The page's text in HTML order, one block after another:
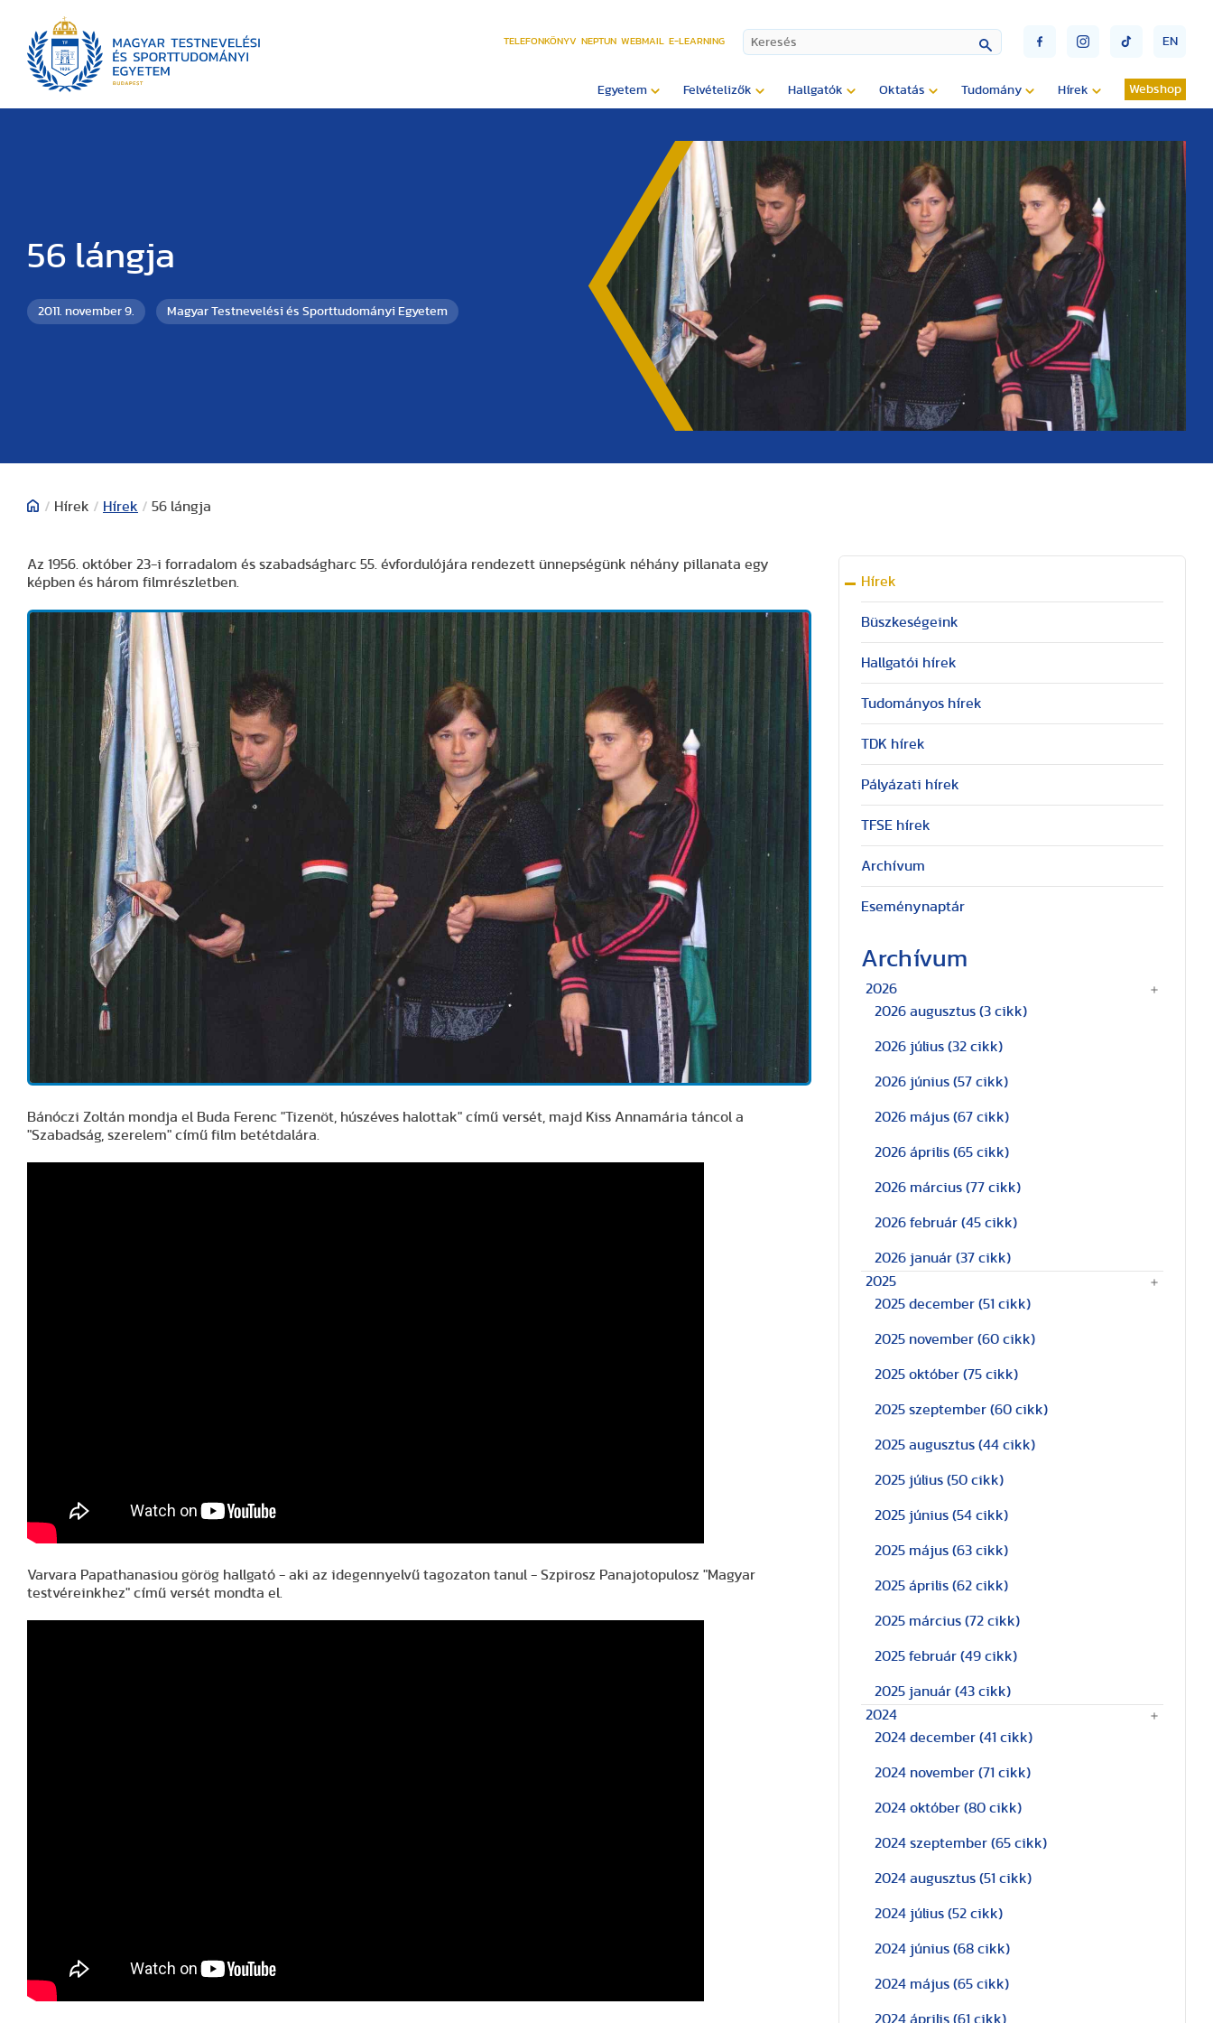
TELEFONKÖNYV NEPTUN WEBMAIL E-LEARNING EN
Egyetem Felvételizők Hallgatók Oktatás Tudomány Hírek Webshop
56 lángja
2011. november 9. Magyar Testnevelési és Sporttudományi Egyetem
/ Hírek / Hírek / 56 lángja
Az 1956. október 23-i forradalom és szabadságharc 55. évfordulójára rendezett ünnepségünk néhány pillanata egy
képben és három filmrészletben.
Bánóczi Zoltán mondja el Buda Ferenc "Tizenöt, húszéves halottak" című versét, majd Kiss Annamária táncol a
"Szabadság, szerelem" című film betétdalára.
Varvara Papathanasiou görög hallgató - aki az idegennyelvű tagozaton tanul - Szpirosz Panajotopulosz "Magyar
testvéreinkhez" című versét mondta el.
Hírek
Büszkeségeink
Hallgatói hírek
Tudományos hírek
TDK hírek
Pályázati hírek
TFSE hírek
Archívum
Eseménynaptár
Archívum
2026
2026 augusztus (3 cikk)
2026 július (32 cikk)
2026 június (57 cikk)
2026 május (67 cikk)
2026 április (65 cikk)
2026 március (77 cikk)
2026 február (45 cikk)
2026 január (37 cikk)
2025
2025 december (51 cikk)
2025 november (60 cikk)
2025 október (75 cikk)
2025 szeptember (60 cikk)
2025 augusztus (44 cikk)
2025 július (50 cikk)
2025 június (54 cikk)
2025 május (63 cikk)
2025 április (62 cikk)
2025 március (72 cikk)
2025 február (49 cikk)
2025 január (43 cikk)
2024
2024 december (41 cikk)
2024 november (71 cikk)
2024 október (80 cikk)
2024 szeptember (65 cikk)
2024 augusztus (51 cikk)
2024 július (52 cikk)
2024 június (68 cikk)
2024 május (65 cikk)
2024 április (61 cikk)